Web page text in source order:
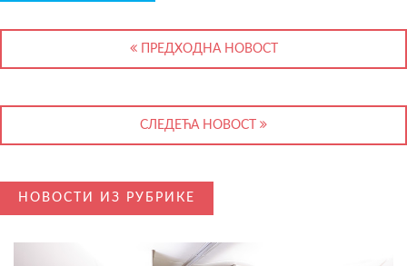
ПРЕДХОДНА НОВОСТ
СЛЕДЕЋА НОВОСТ
НОВОСТИ ИЗ РУБРИКЕ